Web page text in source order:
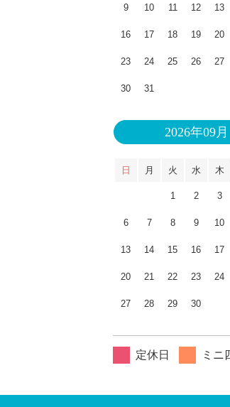
9 10 11 12 13
16 17 18 19 20
23 24 25 26 27
30 31
2026年09月
日 月 火 水 木
1 2 3
6 7 8 9 10
13 14 15 16 17
20 21 22 23 24
27 28 29 30
定休日 ミニ